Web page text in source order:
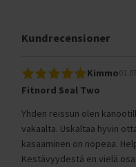
Kundrecensioner
Kimmo
Fitnord Seal Two
Yhden reissun olen
vakaalta. Uskaltaa hyvin
kasaaminen on nopeaa.
Kestävyydestä en vielä